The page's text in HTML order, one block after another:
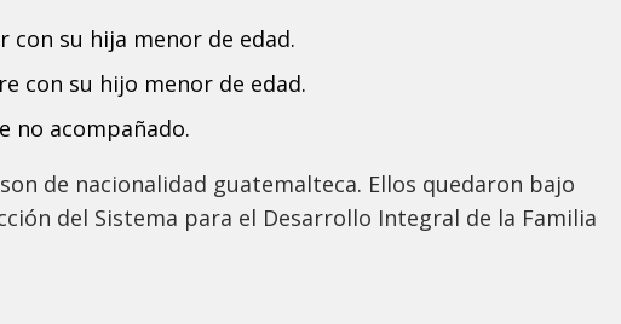
con su hija menor de edad.
con su hijo menor de edad.
no acompañado.
de nacionalidad guatemalteca. Ellos quedaron bajo
del Sistema para el Desarrollo Integral de la Familia